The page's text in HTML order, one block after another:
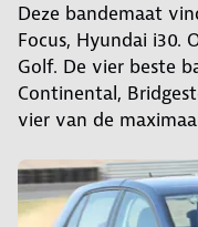
Deze bandemaat
Focus, Hyundai i30.
Golf. De vier beste
Continental,
vier van de